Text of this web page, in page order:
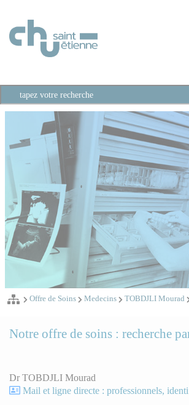
Offre de Soins Medecins TOBDJLI Mourad
Notre offre de soins : recherche
Dr TOBDJLI Mourad
Mail et ligne directe : professionnels,